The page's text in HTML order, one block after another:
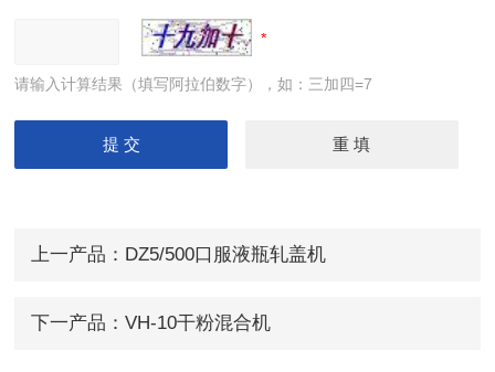
请输入计算结果（填写阿拉伯数字），如：三加四=7
上一产品： DZ5/500口服液瓶轧盖机
下一产品： VH-10干粉混合机